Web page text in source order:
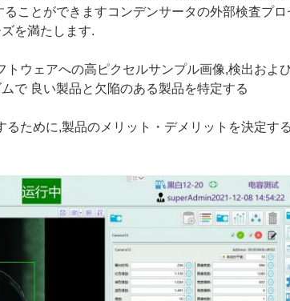
ことができますコンデンサータの外部検査プ
を満たします.
トウェアへの高ピクセルサンプル画像,検出およ
で 良い製品と欠陥のある製品を特定する
るために,製品のメリット・デメリットを決定す